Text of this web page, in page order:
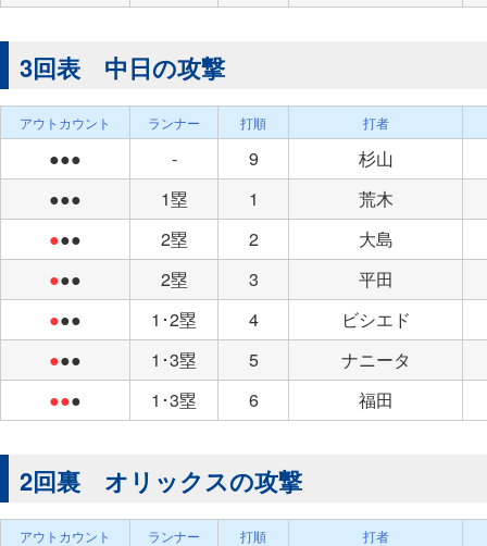
3回表 中日の攻撃
アウトカウント ランナー 打順 打者
●●● - 9
杉山
●●●
1塁 1
荒木
●●● 2塁 2
大島
●●● 2塁 3
平田
●●● 1･2塁 4
ビシエド
●●● 1･3塁 5
ナニータ
●●● 1･3塁 6 福田
2回裏 オリックスの攻撃
アウトカウント ランナー 打順 打者